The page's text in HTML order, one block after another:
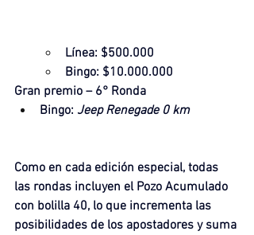
Línea: $500.000
Bingo: $10.000.000
Gran premio – 6° Ronda
Bingo: Jeep Renegade 0 km
Como en cada edición especial, todas
las rondas incluyen el Pozo Acumulado
con bolilla 40, lo que incrementa las
posibilidades de los apostadores y suma